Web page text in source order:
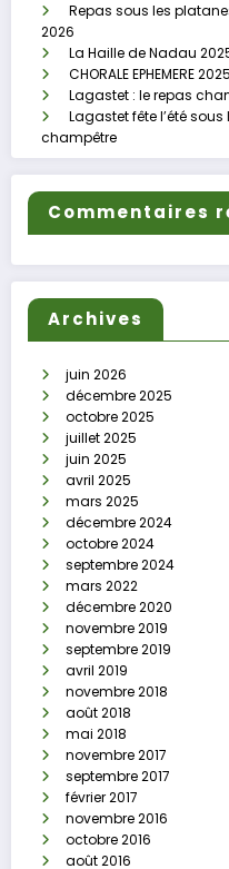
Repas sous les
2026
La Haille de Nadau
CHORALE EPHEMERE 2025
Lagastet : le repas
Lagastet fête l’été
champêtre
Commentaires
Archives
juin 2026
décembre 2025
octobre 2025
juillet 2025
juin 2025
avril 2025
mars 2025
décembre 2024
octobre 2024
septembre 2024
mars 2022
décembre 2020
novembre 2019
septembre 2019
avril 2019
novembre 2018
août 2018
mai 2018
novembre 2017
septembre 2017
février 2017
novembre 2016
octobre 2016
août 2016